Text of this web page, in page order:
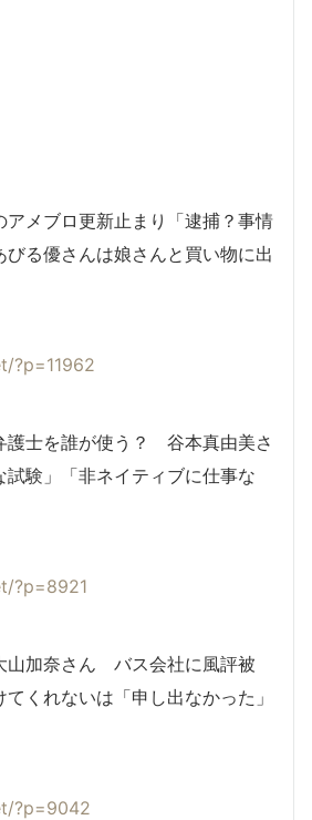
アメブロ更新止まり「逮捕？事情
る優さんは娘さんと買い物に出
?p=11962
護士を誰が使う？ 谷本真由美さ
試験」「非ネイティブに仕事な
?p=8921
山加奈さん バス会社に風評被
くれないは「申し出なかった」
?p=9042